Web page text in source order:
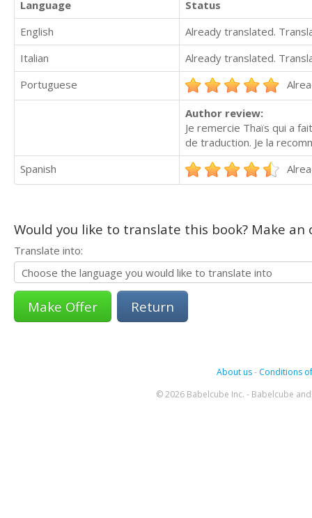
Language
Status
English
Already translated.
Italian
Already translated.
Portuguese
Author review:
Je remercie Thaïs qui a
de traduction. Je la
Spanish
Would you like to translate this book? Make
Translate into:
Return
About us- Conditions
© 2026 Babelcube Inc. - Babelcube